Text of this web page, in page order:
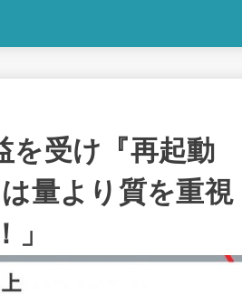
を受け『再起動
量より質を重視